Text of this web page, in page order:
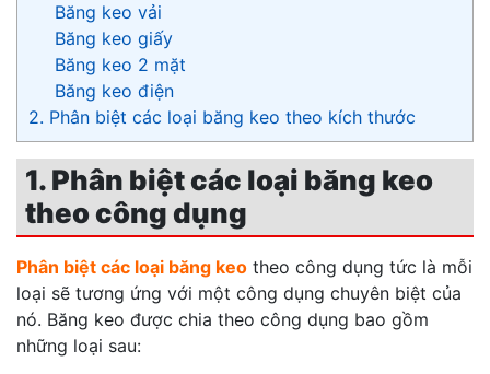
Băng keo vải
Băng keo giấy
Băng keo 2 mặt
Băng keo điện
2. Phân biệt các loại băng keo theo kích thước
1. Phân biệt các loại băng keo
theo công dụng
Phân biệt các loại băng keo theo công dụng tức là mỗi
loại sẽ tương ứng với một công dụng chuyên biệt của
nó. Băng keo được chia theo công dụng bao gồm
những loại sau: